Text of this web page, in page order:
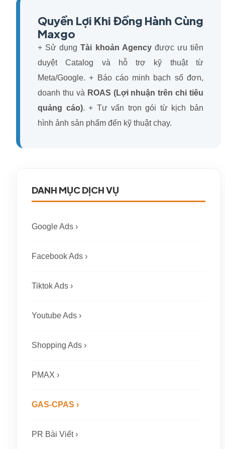
Quyền Lợi Khi Đồng Hành Cùng
Maxgo
+ Sử dụngTài khoản Agencyđược ưu tiên
duyệt Catalog và hỗ trợ kỹ thuật từ
Meta/Google. + Báo cáo minh bạch số đơn,
doanh thu và ROAS (Lợi nhuận trên chi tiêu
quảng cáo). + Tư vấn trọn gói từ kịch bản
hình ảnh sản phẩm đến kỹ thuật chạy.
DANH MỤC DỊCH VỤ
Google Ads ›
Facebook Ads ›
Tiktok Ads ›
Youtube Ads ›
Shopping Ads ›
PMAX ›
GAS-CPAS ›
PR Bài Viết ›